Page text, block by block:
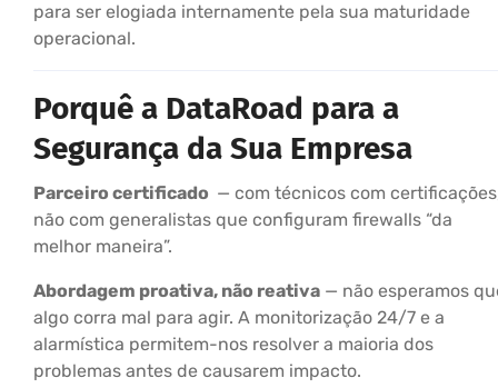
para ser elogiada internamente pela sua maturidade
operacional.
Porquê a DataRoad para a
Segurança da Sua Empresa
Parceiro certificado — com técnicos com
não com generalistas que configuram firewalls “da
melhor maneira”.
Abordagem proativa, não reativa — não esperamos
algo corra mal para agir. A monitorização 24/7 e a
alarmística permitem-nos resolver a maioria dos
problemas antes de causarem impacto.